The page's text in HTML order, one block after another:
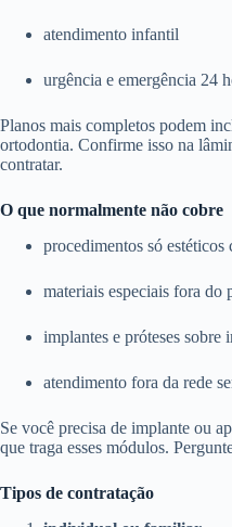
atendimento infantil
urgência e emergência 24
Planos mais completos podem
ortodontia. Confirme isso na
contratar.
O que normalmente não cobre
procedimentos só estéticos
materiais especiais fora do
implantes e próteses sobre
atendimento fora da rede
Se você precisa de implante ou
que traga esses módulos.
Tipos de contratação